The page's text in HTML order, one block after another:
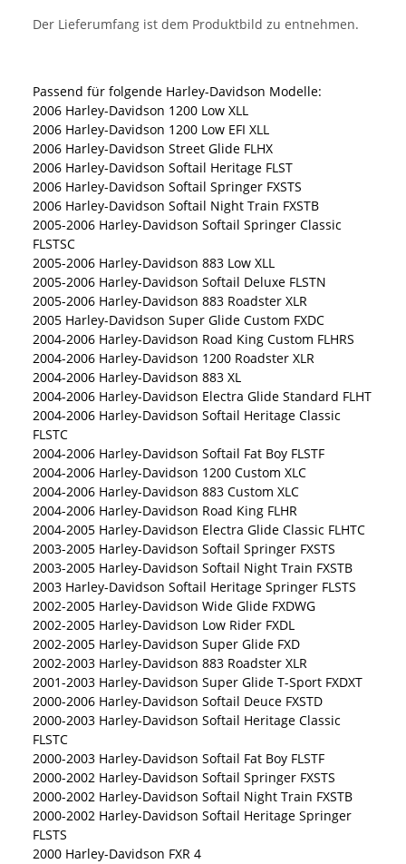
Der Lieferumfang ist dem Produktbild zu entnehmen.
Passend für folgende Harley-Davidson Modelle:
2006 Harley-Davidson 1200 Low XLL
2006 Harley-Davidson 1200 Low EFI XLL
2006 Harley-Davidson Street Glide FLHX
2006 Harley-Davidson Softail Heritage FLST
2006 Harley-Davidson Softail Springer FXSTS
2006 Harley-Davidson Softail Night Train FXSTB
2005-2006 Harley-Davidson Softail Springer Classic
FLSTSC
2005-2006 Harley-Davidson 883 Low XLL
2005-2006 Harley-Davidson Softail Deluxe FLSTN
2005-2006 Harley-Davidson 883 Roadster XLR
2005 Harley-Davidson Super Glide Custom FXDC
2004-2006 Harley-Davidson Road King Custom FLHRS
2004-2006 Harley-Davidson 1200 Roadster XLR
2004-2006 Harley-Davidson 883 XL
2004-2006 Harley-Davidson Electra Glide Standard FLHT
2004-2006 Harley-Davidson Softail Heritage Classic
FLSTC
2004-2006 Harley-Davidson Softail Fat Boy FLSTF
2004-2006 Harley-Davidson 1200 Custom XLC
2004-2006 Harley-Davidson 883 Custom XLC
2004-2006 Harley-Davidson Road King FLHR
2004-2005 Harley-Davidson Electra Glide Classic FLHTC
2003-2005 Harley-Davidson Softail Springer FXSTS
2003-2005 Harley-Davidson Softail Night Train FXSTB
2003 Harley-Davidson Softail Heritage Springer FLSTS
2002-2005 Harley-Davidson Wide Glide FXDWG
2002-2005 Harley-Davidson Low Rider FXDL
2002-2005 Harley-Davidson Super Glide FXD
2002-2003 Harley-Davidson 883 Roadster XLR
2001-2003 Harley-Davidson Super Glide T-Sport FXDXT
2000-2006 Harley-Davidson Softail Deuce FXSTD
2000-2003 Harley-Davidson Softail Heritage Classic
FLSTC
2000-2003 Harley-Davidson Softail Fat Boy FLSTF
2000-2002 Harley-Davidson Softail Springer FXSTS
2000-2002 Harley-Davidson Softail Night Train FXSTB
2000-2002 Harley-Davidson Softail Heritage Springer
FLSTS
2000 Harley-Davidson FXR 4